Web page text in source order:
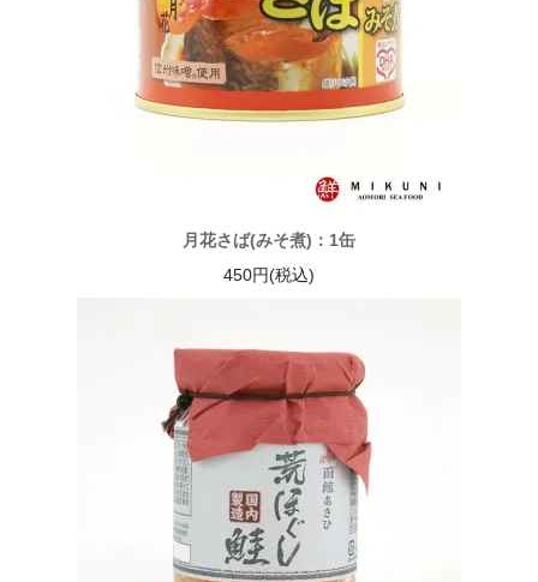
月花さば(みそ煮)：1缶
450円(税込)